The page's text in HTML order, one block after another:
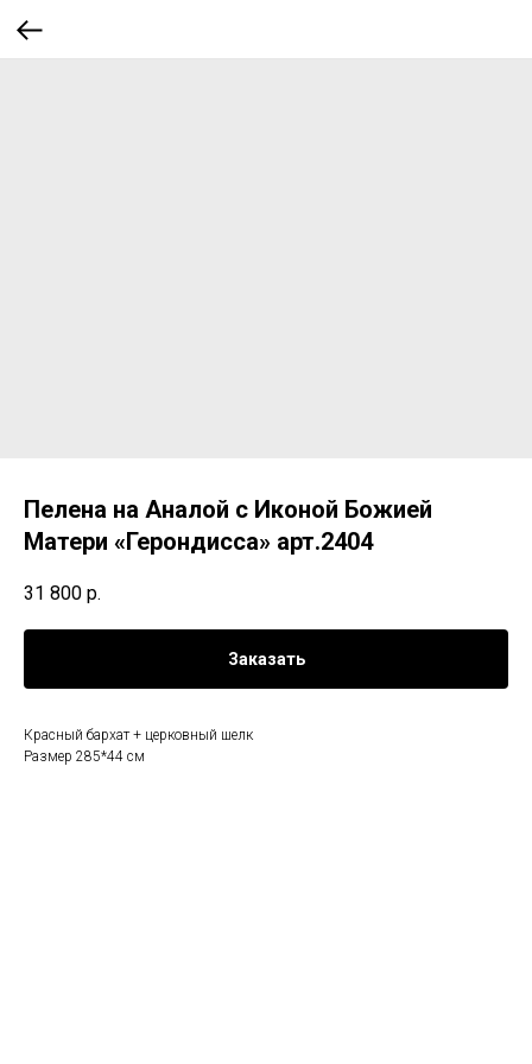
Пелена на Аналой с Иконой Божией
Матери «Герондисса» арт.2404
31 800 р.
Заказать
Красный бархат + церковный шелк
Размер 285*44 см